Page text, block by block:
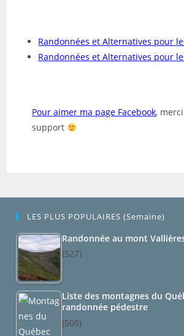
Randonnées et Alternatives pour
Randonnées et Alternatives pour
Pour aimer ma page Facebook,
support
LES PLUS POPULAIRES (semaine)
Randonnée au mont
(527)
Liste des montagnes du
randonnée pédestre
(509)